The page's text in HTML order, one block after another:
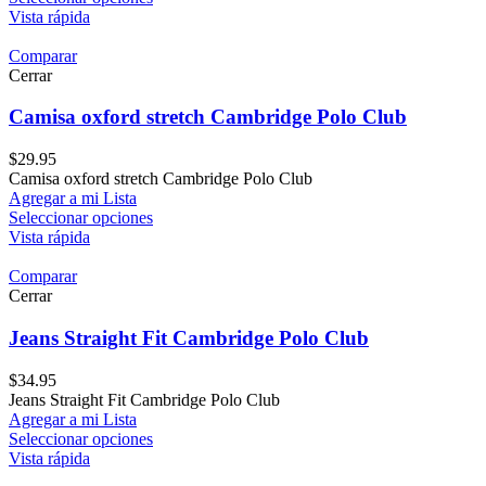
Vista rápida
Comparar
Cerrar
Camisa oxford stretch Cambridge Polo Club
$29.95
Camisa oxford stretch Cambridge Polo Club
Agregar a mi Lista
Seleccionar opciones
Vista rápida
Comparar
Cerrar
Jeans Straight Fit Cambridge Polo Club
$34.95
Jeans Straight Fit Cambridge Polo Club
Agregar a mi Lista
Seleccionar opciones
Vista rápida